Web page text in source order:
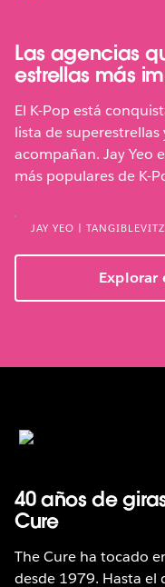
Las agencias
estrellas más
El K-Pop está
lista de
acompañan. Jay Yeo
más populares de K-
JAY YEO | TANGIBLEVITZ
Explorar
40 años de
Cure
The Cure ha tocado
desde 1979. Hasta el